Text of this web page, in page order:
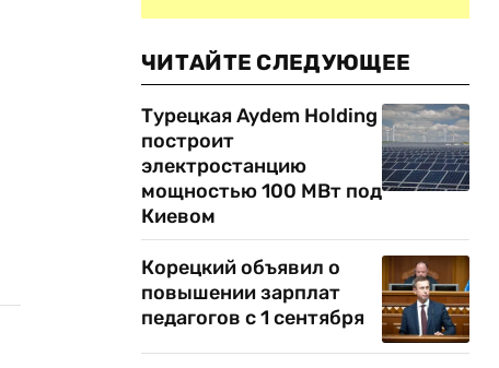
ЧИТАЙТЕ СЛЕДУЮЩЕЕ
Турецкая Aydem Holding
построит
электростанцию
мощностью 100 МВт под
Киевом
Корецкий объявил о
повышении зарплат
педагогов с 1 сентября